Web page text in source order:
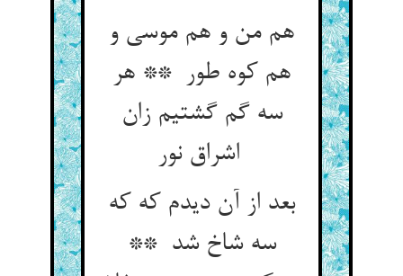
هم من و هم موسی و
هم کوه طور ** هر
سه گم گشتیم زان
اشراق نور
بعد از آن دیدم که که
سه شاخ شد **